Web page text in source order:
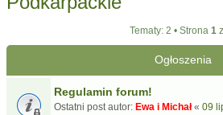
Tematy: 2 • Strona 1z
Ogłoszenia
Regulamin forum!
Ostatni post autor: Ewa i Michał« 09